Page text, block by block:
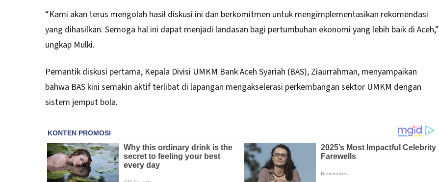
“Kami akan terus mengolah hasil diskusi ini dan berkomitmen untuk mengimplementasikan rekomendasi
yang dihasilkan. Semoga hal ini dapat menjadi landasan bagi pertumbuhan ekonomi yang lebih baik di Aceh,”
ungkap Mulki.
Pemantik diskusi pertama, Kepala Divisi UMKM Bank Aceh Syariah (BAS), Ziaurrahman, menyampaikan
bahwa BAS kini semakin aktif terlibat di lapangan mengakselerasi perkembangan sektor UMKM dengan
sistem jemput bola.